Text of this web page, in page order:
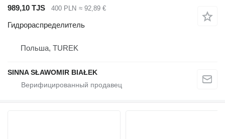
989,10 TJS 400 PLN ≈ 92,89 €
Гидрораспределитель
Польша, TUREK
SINNA SŁAWOMIR BIAŁEK